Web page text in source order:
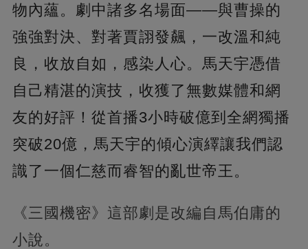
物內蘊。劇中諸多名場面——與曹操的
強強對決、對著賈詡發飆，一改溫和純
良，收放自如，感染人心。馬天宇憑借
自己精湛的演技，收獲了無數媒體和網
友的好評！從首播3小時破億到全網獨播
突破20億，馬天宇的傾心演繹讓我們認
識了一個仁慈而睿智的亂世帝王。
《三國機密》這部劇是改編自馬伯庸的
小說。